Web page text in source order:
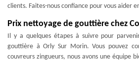
clients. Faites-nous confiance pour vous aider
Prix nettoyage de gouttière chez
Il y a quelques étapes à suivre pour
gouttière à Orly Sur Morin. Vous pouvez
couvreurs zingueurs, nous avons une équipe